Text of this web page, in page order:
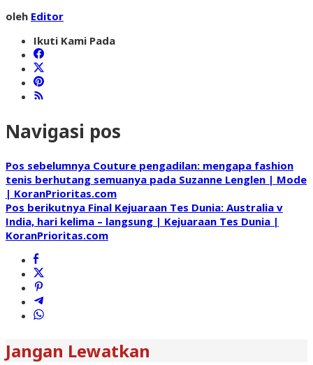
oleh Editor
Ikuti Kami Pada
Navigasi pos
Pos sebelumnya Couture pengadilan: mengapa fashion
tenis berhutang semuanya pada Suzanne Lenglen | Mode
| KoranPrioritas.com
Pos berikutnya Final Kejuaraan Tes Dunia: Australia v
India, hari kelima – langsung | Kejuaraan Tes Dunia |
KoranPrioritas.com
Jangan Lewatkan